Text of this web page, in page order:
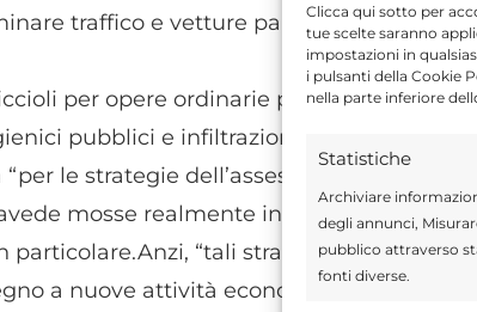
Clicca qui sotto per
tue scelte saranno
impostazioni in
i pulsanti della Cookie
nella parte inferiore
Statistiche
Archiviare
degli annunci,
pubblico attraverso
fonti diverse.
traffico e vetture parcheggiate.
per opere ordinarie per le quali si
pubblici e infiltrazioni di umidità a
le strategie dell’assessorato allo
mosse realmente interessanti
particolare.Anzi, “tali strategie sono
a nuove attività economiche, normale